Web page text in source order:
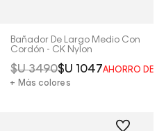
Bañador De Largo Medio Con
Cordón - CK Nylon
$U 3490$U 1047AHORRO DEL
+ Más colores